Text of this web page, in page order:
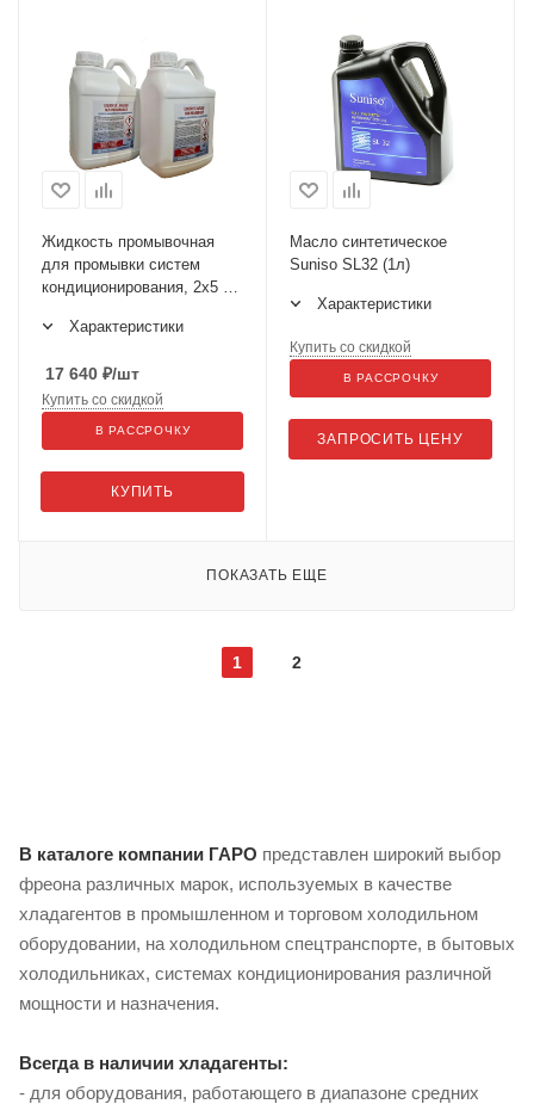
Жидкость промывочная
для промывки систем
кондиционирования, 2x5 л.
Характеристики
17 640 ₽/шт
КУПИТЬ
Купить со скидкой
В РАССРОЧКУ
Масло синтетическое
Suniso SL32 (1л)
Характеристики
ЗАПРОСИТЬ ЦЕНУ
Купить со скидкой
В РАССРОЧКУ
ПОКАЗАТЬ ЕЩЕ
1 2
В каталоге компании ГАРО представлен широкий выбор
фреона различных марок, используемых в качестве
хладагентов в промышленном и торговом холодильном
оборудовании, на холодильном спецтранспорте, в бытовых
холодильниках, системах кондиционирования различной
мощности и назначения.
Всегда в наличии хладагенты:
- для оборудования, работающего в диапазоне средних